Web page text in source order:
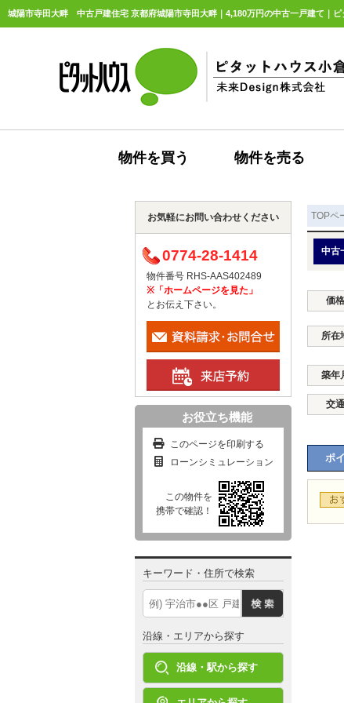
城陽市寺田大畔 中古戸建住宅 京都府城陽市寺田大畔｜4,180万円の中古一戸建て｜
物件を買う 物件を売る
TOPペ
中古
価格
所在
築年
交通
ポ
お気軽にお問い合わせください
0774-28-1414
物件番号 RHS-AAS402489
※「ホームページを見た」
とお伝え下さい。
お役立ち機能
このページを印刷する
ローンシミュレーション
この物件を
携帯で確認！
キーワード・住所で検索
沿線・エリアから探す
沿線・駅から探す